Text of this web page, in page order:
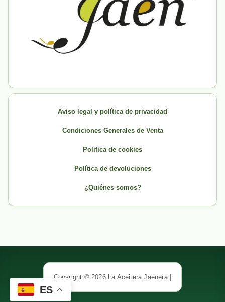
Aviso legal y política de privacidad
Condiciones Generales de Venta
Politica de cookies
Política de devoluciones
¿Quiénes somos?
Copyright © 2026 La Aceitera Jaenera |
ES